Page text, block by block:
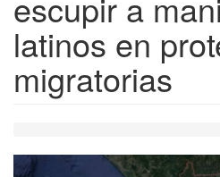
latinos en
migratorias